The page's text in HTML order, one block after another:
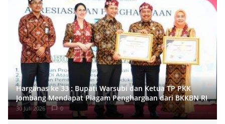
Harganas ke 33 : Bupati Warsubi dan Ketua TP PKK
Jombang Mendapat Piagam Penghargaan dari BKKBN RI
30 Juli 2026 0